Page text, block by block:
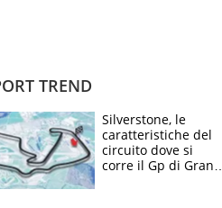
TREND
Silverstone, le
caratteristiche del
circuito dove si
corre il Gp di Gran